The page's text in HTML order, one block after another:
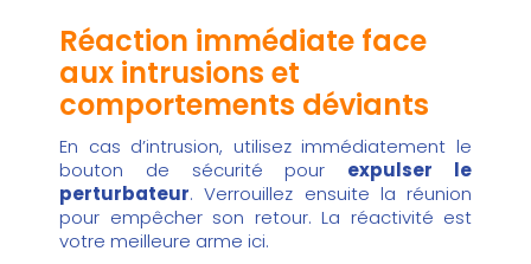
Réaction immédiate face
aux intrusions et
comportements déviants
En cas d’intrusion, utilisez immédiatement le
bouton de sécurité pour expulser le
perturbateur. Verrouillez ensuite la réunion
pour empêcher son retour. La réactivité est
votre meilleure arme ici.